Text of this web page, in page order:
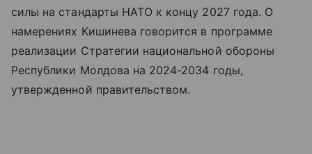
силы на стандарты НАТО к концу 2027 года. О
намерениях Кишинева говорится в программе
реализации Стратегии национальной обороны
Республики Молдова на 2024-2034 годы,
утвержденной правительством.